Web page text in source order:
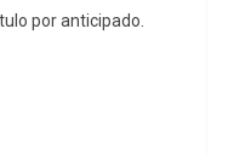
por anticipado.